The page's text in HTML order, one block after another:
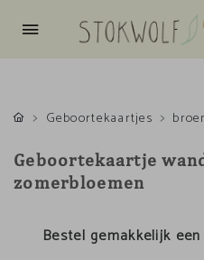
Geboortekaartjes
Geboortekaartje
zomerbloemen
Bestel gemakkelijk